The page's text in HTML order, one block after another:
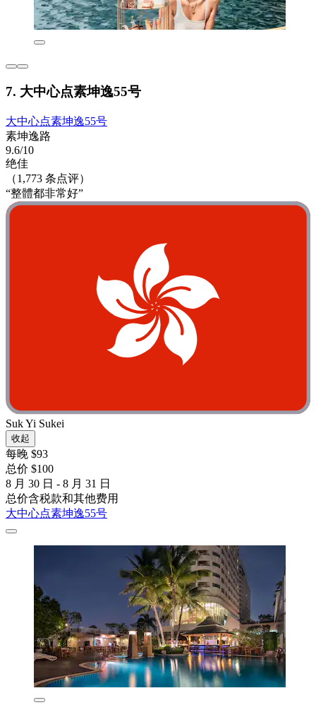
7. 大中心点素坤逸55号
大中心点素坤逸55号
素坤逸路
9.6/10
绝佳
（1,773 条点评）
“整體都非常好”
Suk Yi Sukei
收起
每晚 $93
总价 $100
8 月 30 日 - 8 月 31 日
总价含税款和其他费用
大中心点素坤逸55号